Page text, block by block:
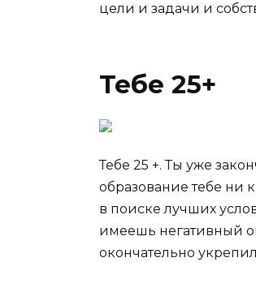
цели и задачи и
Тебе 25+
Тебе 25 +. Ты уже
образование тебе ни
в поиске лучших
имеешь негативный
окончательно